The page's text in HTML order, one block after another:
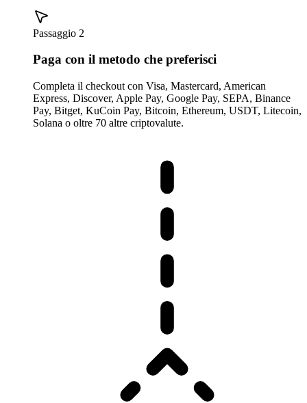
Passaggio 2
Paga con il metodo che preferisci
Completa il checkout con Visa, Mastercard, American
Express, Discover, Apple Pay, Google Pay, SEPA, Binance
Pay, Bitget, KuCoin Pay, Bitcoin, Ethereum, USDT, Litecoin,
Solana o oltre 70 altre criptovalute.